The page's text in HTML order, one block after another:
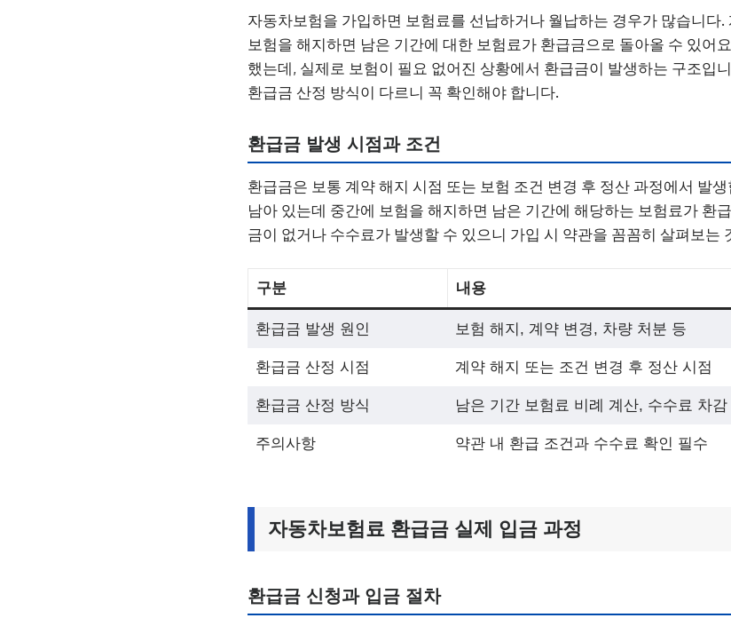
자동차보험을 가입하면 보험료를 선납하거나 월납하는 경우가 많습니다
보험을 해지하면 남은 기간에 대한 보험료가 환급금으로 돌아올 수 있어
했는데, 실제로 보험이 필요 없어진 상황에서 환급금이 발생하는 구조입
환급금 산정 방식이 다르니 꼭 확인해야 합니다.
환급금 발생 시점과 조건
환급금은 보통 계약 해지 시점 또는 보험 조건 변경 후 정산 과정에서 발
남아 있는데 중간에 보험을 해지하면 남은 기간에 해당하는 보험료가 환
금이 없거나 수수료가 발생할 수 있으니 가입 시 약관을 꼼꼼히 살펴보는
구분 내용
환급금 발생 원인 보험 해지, 계약 변경, 차량 처분 등
환급금 산정 시점 계약 해지 또는 조건 변경 후 정산 시점
환급금 산정 방식 남은 기간 보험료 비례 계산, 수수료 차감
주의사항 약관 내 환급 조건과 수수료 확인 필수
자동차보험료 환급금 실제 입금 과정
환급금 신청과 입금 절차